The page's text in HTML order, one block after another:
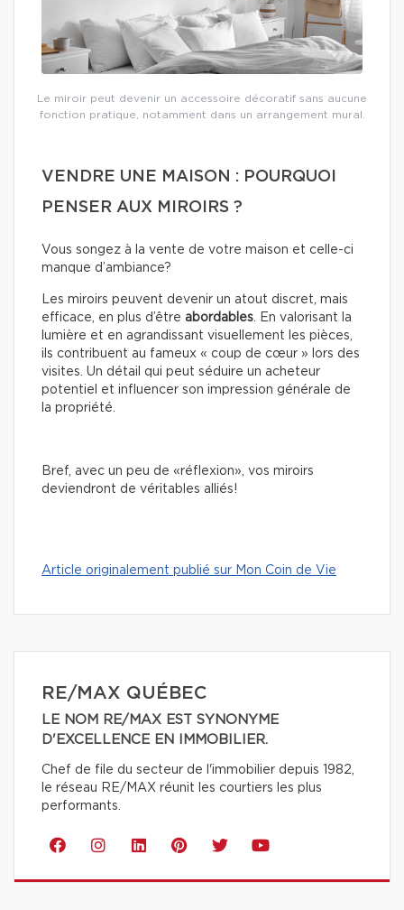
Le miroir peut devenir un accessoire décoratif sans aucune
fonction pratique, notamment dans un arrangement mural.
VENDRE UNE MAISON : POURQUOI
PENSER AUX MIROIRS ?
Vous songez à la vente de votre maison et celle-ci
manque d’ambiance?
Les miroirs peuvent devenir un atout discret, mais
efficace, en plus d’être abordables. En valorisant la
lumière et en agrandissant visuellement les pièces,
ils contribuent au fameux « coup de cœur » lors des
visites. Un détail qui peut séduire un acheteur
potentiel et influencer son impression générale de
la propriété.
Bref, avec un peu de «réflexion», vos miroirs
deviendront de véritables alliés!
Article originalement publié sur Mon Coin de Vie
RE/MAX QUÉBEC
LE NOM RE/MAX EST SYNONYME
D'EXCELLENCE EN IMMOBILIER.
Chef de file du secteur de l'immobilier depuis 1982,
le réseau RE/MAX réunit les courtiers les plus
performants.